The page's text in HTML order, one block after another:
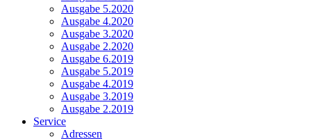
Ausgabe 5.2020
Ausgabe 4.2020
Ausgabe 3.2020
Ausgabe 2.2020
Ausgabe 6.2019
Ausgabe 5.2019
Ausgabe 4.2019
Ausgabe 3.2019
Ausgabe 2.2019
Service
Adressen